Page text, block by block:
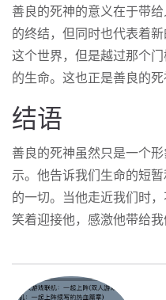
善良的死神的意义在于带
的终结，但同时也代表着
这个世界，但是越过那个
的生命。这也正是善良的死
结语
善良的死神虽然只是一个
示。他告诉我们生命的短
的一切。当他走近我们时
笑着迎接他，感激他带给我